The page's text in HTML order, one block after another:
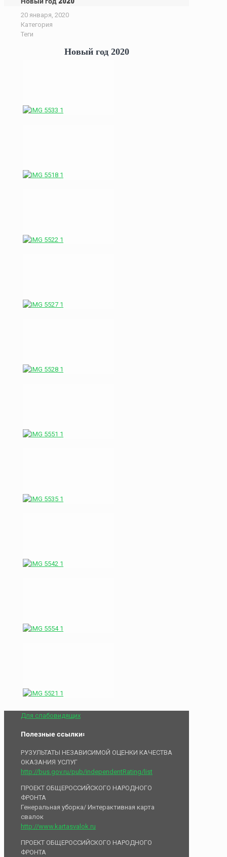
20 января, 2020
Категория
Теги
Новый год 2020
Для слабовидящих
Полезные ссылки:
РУЗУЛЬТАТЫ НЕЗАВИСИМОЙ ОЦЕНКИ КАЧЕСТВА
ОКАЗАНИЯ УСЛУГ
http://bus.gov.ru/pub/independentRating/list
ПРОЕКТ ОБЩЕРОССИЙСКОГО НАРОДНОГО
ФРОНТА
Генеральная уборка/ Интерактивная карта
свалок
http://www.kartasvalok.ru
ПРОЕКТ ОБЩЕРОССИЙСКОГО НАРОДНОГО
ФРОНТА